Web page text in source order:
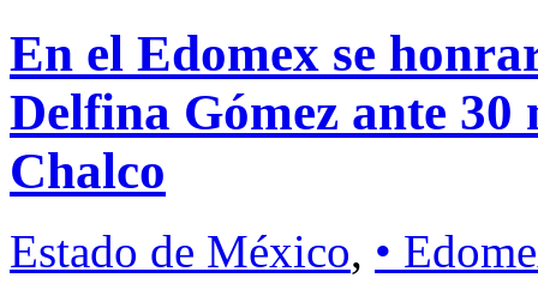
En el Edomex se
Delfina Gómez ante 30
Chalco
Estado de México, •